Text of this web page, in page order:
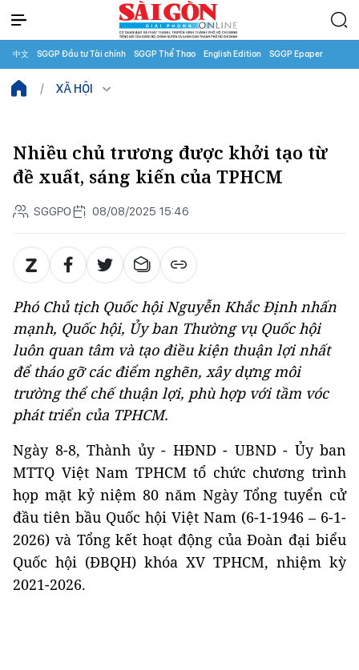
中文 SGGP Đầu tư Tài chính SGGP Thể Thao English Edition SGGP Epaper
XÃ HỘI
Nhiều chủ trương được khởi tạo từ
đề xuất, sáng kiến của TPHCM
SGGPO 08/08/2025 15:46
Phó Chủ tịch Quốc hội Nguyễn Khắc Định nhấn
mạnh, Quốc hội, Ủy ban Thường vụ Quốc hội
luôn quan tâm và tạo điều kiện thuận lợi nhất
để tháo gỡ các điểm nghẽn, xây dựng môi
trường thể chế thuận lợi, phù hợp với tầm vóc
phát triển của TPHCM.
Ngày 8-8, Thành ủy - HĐND - UBND - Ủy ban
MTTQ Việt Nam TPHCM tổ chức chương trình
họp mặt kỷ niệm 80 năm Ngày Tổng tuyển cử
đầu tiên bầu Quốc hội Việt Nam (6-1-1946 – 6-1-
2026) và Tổng kết hoạt động của Đoàn đại biểu
Quốc hội (ĐBQH) khóa XV TPHCM, nhiệm kỳ
2021-2026.